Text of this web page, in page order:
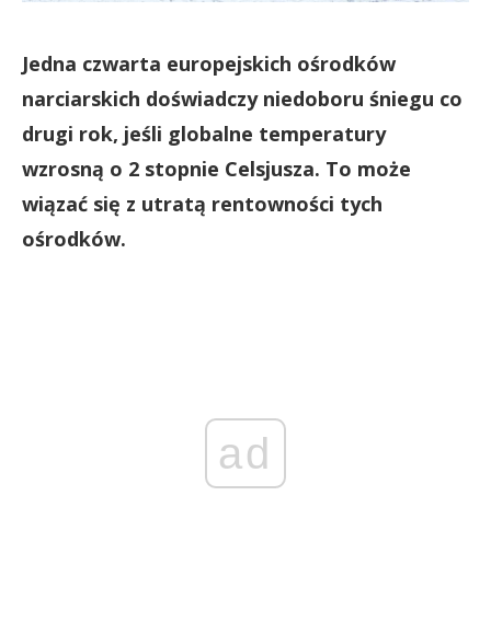
Jedna czwarta europejskich ośrodków
narciarskich doświadczy niedoboru śniegu co
drugi rok, jeśli globalne temperatury
wzrosną o 2 stopnie Celsjusza. To może
wiązać się z utratą rentowności tych
ośrodków.
ad